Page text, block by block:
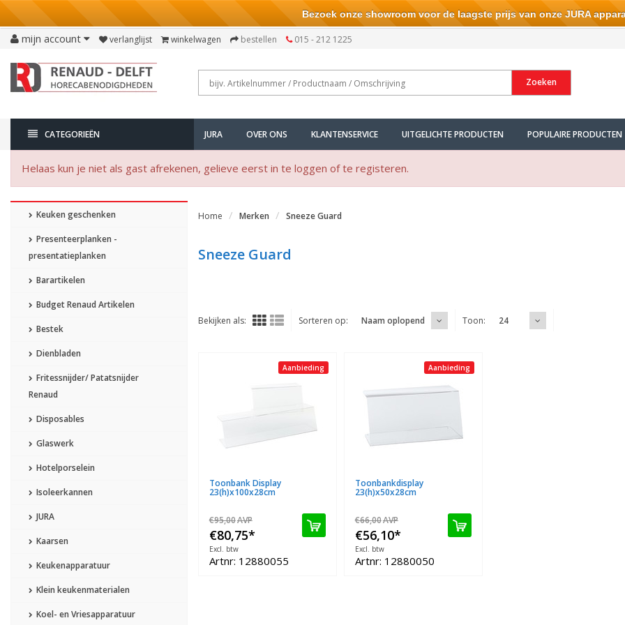
mijn account verlanglijst winkelwagen bestellen 015 - 212 1225
Zoeken
CATEGORIEËN JURA OVER ONS KLANTENSERVICE UITGELICHTE PRODUCTEN POPULAIRE PRODUCTEN
Helaas kun je niet als gast afrekenen, gelieve eerst in te loggen of te registeren.
Keuken geschenken
Presenteerplanken -
presentatieplanken
Barartikelen
Budget Renaud Artikelen
Bestek
Dienbladen
Fritessnijder/ Patatsnijder
Renaud
Disposables
Glaswerk
Hotelporselein
Isoleerkannen
JURA
Kaarsen
Keukenapparatuur
Klein keukenmaterialen
Koel- en Vriesapparatuur
Home Merken Sneeze Guard
Sneeze Guard
Bekijken als: Sorteren op: Naam oplopend Toon: 24
Aanbieding
Toonbank Display
23(h)x100x28cm
€95,00AVP
€80,75*
Excl. btw
Artnr: 12880055
Aanbieding
Toonbankdisplay
23(h)x50x28cm
€66,00AVP
€56,10*
Excl. btw
Artnr: 12880050
Bezoek onze showroom voor de laagste prijs van onze JURA